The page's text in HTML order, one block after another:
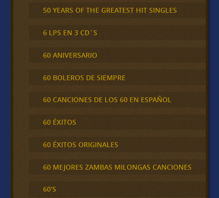
50 YEARS OF THE GREATEST HIT SINGLES
6 LPS EN 3 CD´S
60 ANIVERSARIO
60 BOLEROS DE SIEMPRE
60 CANCIONES DE LOS 60 EN ESPAÑOL
60 ÉXITOS
60 ÉXITOS ORIGINALES
60 MEJORES ZAMBAS MILONGAS CANCIONES
60'S